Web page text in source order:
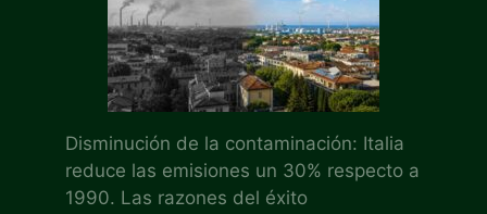
Disminución de la contaminación: Italia
reduce las emisiones un 30% respecto a
1990. Las razones del éxito